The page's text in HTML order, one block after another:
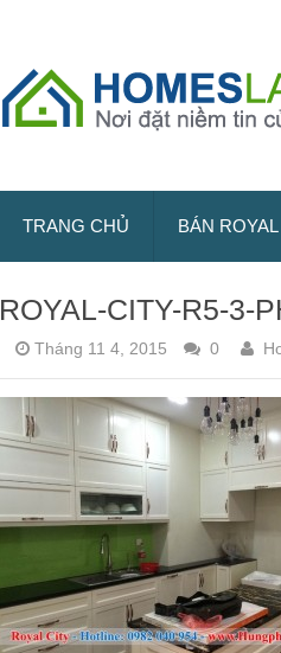
TRANG CHỦ BÁN
ROYAL-CITY-R5-3-
Tháng 11 4, 2015 0